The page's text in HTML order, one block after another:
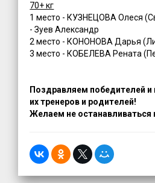
70+ кг
1 место - КУЗНЕЦОВА Олеся
- Зуев Александр
2 место - КОНОНОВА Дарья
3 место - КОБЕЛЕВА Рената
Поздравляем победителей и
их тренеров и родителей!
Желаем не останавливаться